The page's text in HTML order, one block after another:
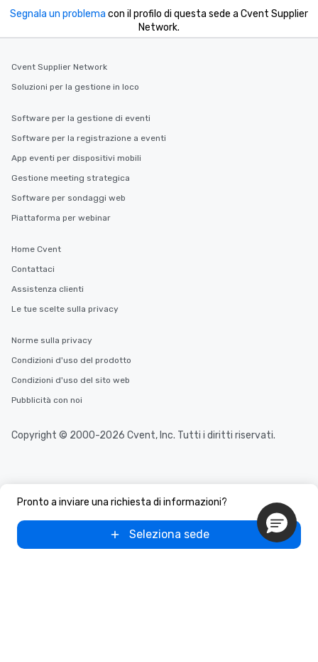
business hours or
you to provide
Pronto a inviare una richiesta di informazioni?
Seleziona sede
Segnala un problema con il profilo di questa sede a Cvent Supplier
Network.
Cvent Supplier Network
Soluzioni per la gestione in loco
Software per la gestione di eventi
Software per la registrazione a eventi
App eventi per dispositivi mobili
Gestione meeting strategica
Software per sondaggi web
Piattaforma per webinar
Home Cvent
Contattaci
Assistenza clienti
Le tue scelte sulla privacy
Norme sulla privacy
Condizioni d'uso del prodotto
Condizioni d'uso del sito web
Pubblicità con noi
Copyright © 2000-2026 Cvent, Inc. Tutti i diritti riservati.